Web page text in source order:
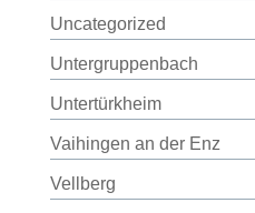
Uncategorized
Untergruppenbach
Untertürkheim
Vaihingen an der Enz
Vellberg